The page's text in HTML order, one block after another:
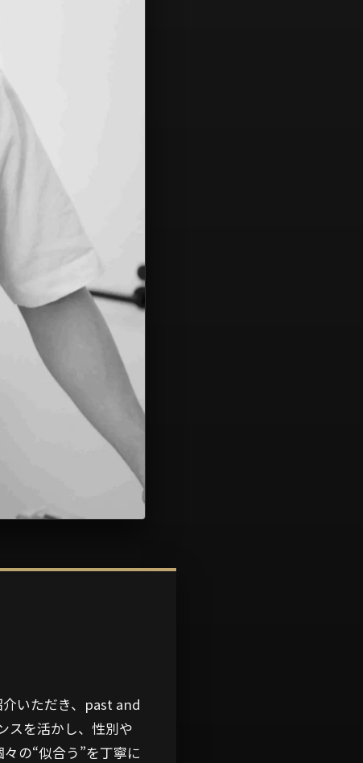
介いただき、past and
スを活かし、性別や
の“似合う”を丁寧に